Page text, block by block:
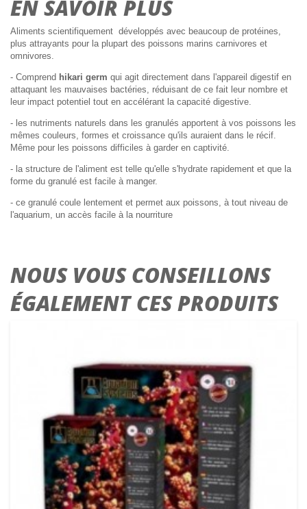
EN SAVOIR PLUS
Aliments scientifiquement développés avec beaucoup de protéines,
plus attrayants pour la plupart des poissons marins carnivores et
omnivores.
- Comprend hikari germ qui agit directement dans l'appareil digestif en
attaquant les mauvaises bactéries, réduisant de ce fait leur nombre et
leur impact potentiel tout en accélérant la capacité digestive.
- les nutriments naturels dans les granulés apportent à vos poissons les
mêmes couleurs, formes et croissance qu'ils auraient dans le récif.
Même pour les poissons difficiles à garder en captivité.
- la structure de l'aliment est telle qu'elle s'hydrate rapidement et que la
forme du granulé est facile à manger.
- ce granulé coule lentement et permet aux poissons, à tout niveau de
l'aquarium, un accès facile à la nourriture
NOUS VOUS CONSEILLONS
ÉGALEMENT CES PRODUITS